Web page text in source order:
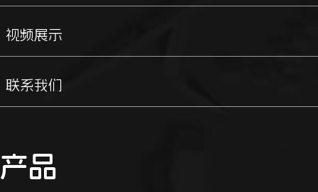
视频展示
联系我们
产品